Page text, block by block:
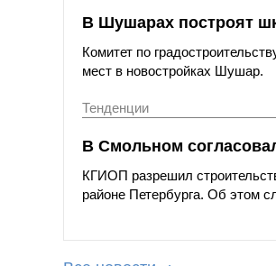
В Шушарах построят
Комитет по
мест в новостройках Шушар.
Тенденции
В Смольном
КГИОП разрешил
районе Петербурга. Об этом